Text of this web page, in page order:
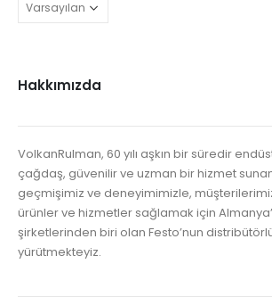
Hakkımızda
VolkanRulman, 60 yılı aşkın bir süredir
çağdaş, güvenilir ve uzman bir hizmet
geçmişimiz ve deneyimimizle,
ürünler ve hizmetler sağlamak için
şirketlerinden biri olan Festo’nun
yürütmekteyiz.